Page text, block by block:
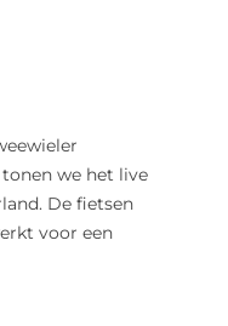
we het live
De fietsen
voor een